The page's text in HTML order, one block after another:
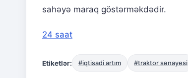
sahəyə maraq göstərməkdədir.
24 saat
Etiketlər: #iqtisadi artım #traktor sənayesi